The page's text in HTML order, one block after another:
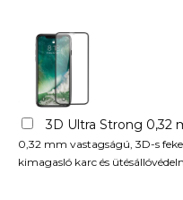
3D Ultra Strong 0,32
0,32 mm vastagságú, 3D-s
kimagasló karc és